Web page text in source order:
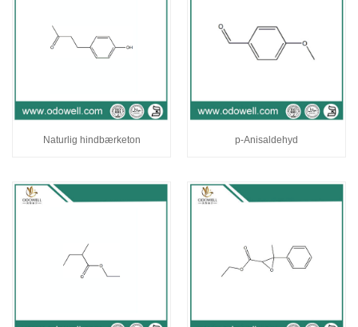
Naturlig hindbærketon p-Anisaldehyd